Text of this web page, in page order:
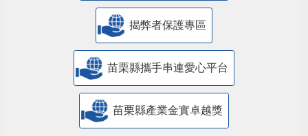
揭弊者保護專區
苗栗縣攜手串連愛心平台
苗栗縣產業金實卓越獎